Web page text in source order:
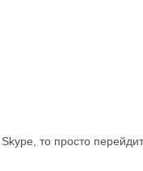
то просто